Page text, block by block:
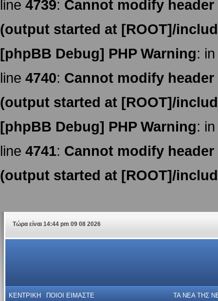
line 4739: Cannot modify
(output started at [ROOT]/
[phpBB Debug] PHP Warning:
line 4740: Cannot modify
(output started at [ROOT]/
[phpBB Debug] PHP Warning:
line 4741: Cannot modify
(output started at [ROOT]/
Τώρα είναι 14:44 pm 09 08 2026
ΚΕΝΤΡΙΚΗ ΠΟΙΟΙ ΕΙΜΑΣΤΕ ΤΑ ΝΕΑ THΣ